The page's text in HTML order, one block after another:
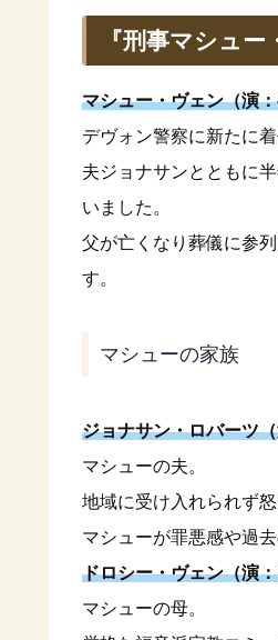
『刑事マシュ
マシュー・ヴェン（演
デヴォン警察に新たに着
夫ジョナサンとともに
いました。
父が亡くなり葬儀に参
す。
マシューの家族
ジョナサン・ロバーツ
マシューの夫。
地域に受け入れられず
マシューが罪悪感や過
ドロシー・ヴェン（演
マシューの母。